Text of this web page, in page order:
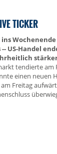
TICKER
US-Handel
tendierte am
einen neuen
Freitag